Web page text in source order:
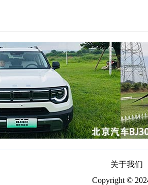
关于我们
Copyright ©